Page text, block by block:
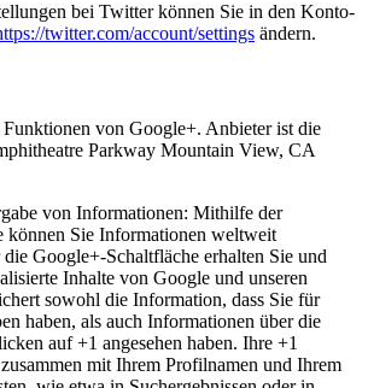
bei Twitter können Sie in den Konto-
twitter.com/account/settings ändern.
Funktionen von Google+. Anbieter ist die
Parkway Mountain View, CA
von Informationen: Mithilfe der
können Sie Informationen weltweit
Google+-Schaltfläche erhalten Sie und
Inhalte von Google und unseren
sowohl die Information, dass Sie für
haben, als auch Informationen über die
auf +1 angesehen haben. Ihre +1
mit Ihrem Profilnamen und Ihrem